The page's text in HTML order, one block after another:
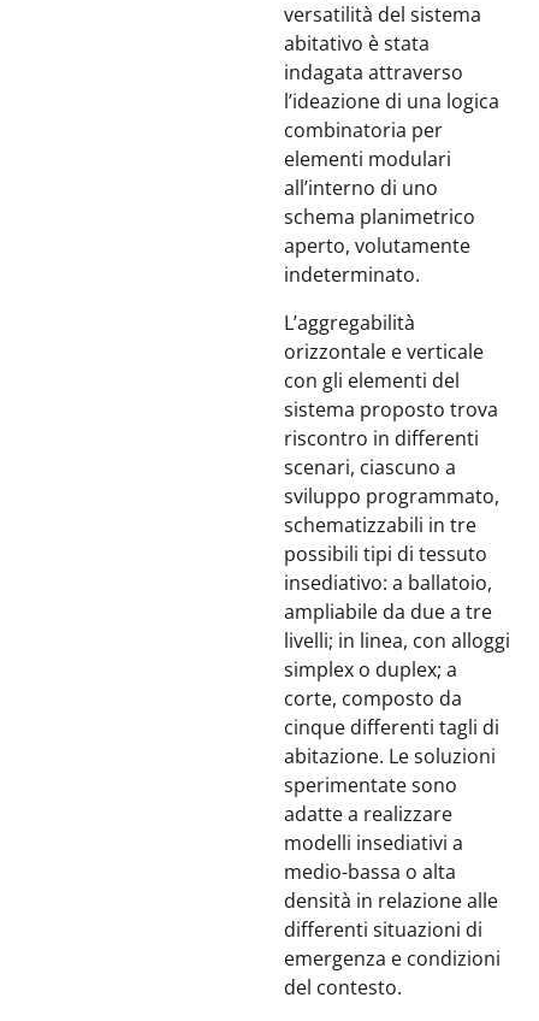
versatilità del sistema
abitativo è stata
indagata attraverso
l’ideazione di una logica
combinatoria per
elementi modulari
all’interno di uno
schema planimetrico
aperto, volutamente
indeterminato.
L’aggregabilità
orizzontale e verticale
con gli elementi del
sistema proposto trova
riscontro in differenti
scenari, ciascuno a
sviluppo programmato,
schematizzabili in tre
possibili tipi di tessuto
insediativo: a ballatoio,
ampliabile da due a tre
livelli; in linea, con alloggi
simplex o duplex; a
corte, composto da
cinque differenti tagli di
abitazione. Le soluzioni
sperimentate sono
adatte a realizzare
modelli insediativi a
medio-bassa o alta
densità in relazione alle
differenti situazioni di
emergenza e condizioni
del contesto.